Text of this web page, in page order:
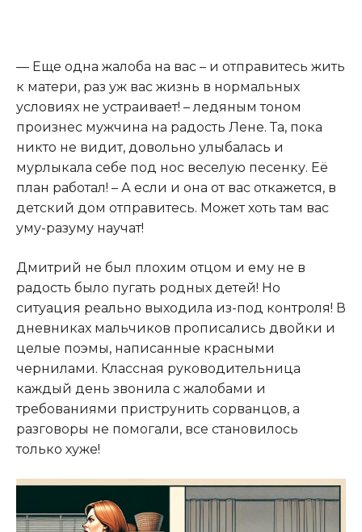
— Еще одна жалоба на вас – и отправитесь жить
к матери, раз уж вас жизнь в нормальных
условиях не устраивает! – ледяным тоном
произнес мужчина на радость Лене. Та, пока
никто не видит, довольно улыбалась и
мурлыкала себе под нос веселую песенку. Её
план работал! – А если и она от вас откажется, в
детский дом отправитесь. Может хоть там вас
уму-разуму научат!
Дмитрий не был плохим отцом и ему не в
радость было пугать родных детей! Но
ситуация реально выходила из-под контроля! В
дневниках мальчиков прописались двойки и
целые поэмы, написанные красными
чернилами. Классная руководительница
каждый день звонила с жалобами и
требованиями приструнить сорванцов, а
разговоры не помогали, все становилось
только хуже!